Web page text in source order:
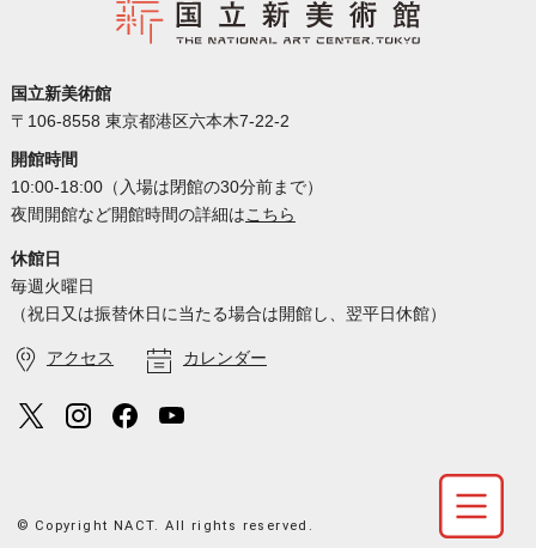
国立新美術館
〒106-8558 東京都港区六本木7-22-2
開館時間
10:00-18:00（入場は閉館の30分前まで）
夜間開館など開館時間の詳細はこちら
休館日
毎週火曜日
（祝日又は振替休日に当たる場合は開館し、翌平日休館）
アクセス カレンダー
© Copyright NACT. All rights reserved.